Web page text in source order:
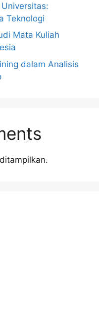
Teknologi
Mata Kuliah
dalam Analisis